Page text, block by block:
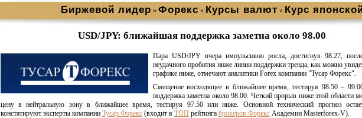
Биржевой лидер » Форекс » Курсы валют » Курс
USD/JPY: ближайшая поддержка заметна около 98.00
Пара USD/JPY вчера импульсивно росла, достигнув 98.27,
неудачного пробития ниже линии поддержки тренда, как можно
графике ниже, отмечают аналитики Forex компании "Тусар Форекс".
Смещение восходящее в ближайшее время, тестируя 98.50 –
поддержка заметна около 98.00. Четкий прорыв ниже этой области
цену в нейтральную зону в ближайшее время, тестируя 97.50 или ниже. Основной технический прогноз
констатируют эксперты компании Тусар Форекс(входит в ТОП рейтинга брокеров ФорексАкадемии Masterforex-V).